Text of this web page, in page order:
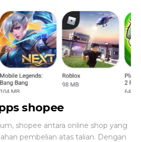
shopee
shopee antara online shop yang
pembelian atas talian. Dengan